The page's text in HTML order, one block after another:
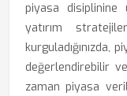
piyasa disiplinine
yatırım
kurguladığınızda,
değerlendirebilir
zaman piyasa